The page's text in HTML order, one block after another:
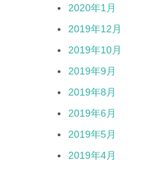
2020年1月
2019年12月
2019年10月
2019年9月
2019年8月
2019年6月
2019年5月
2019年4月